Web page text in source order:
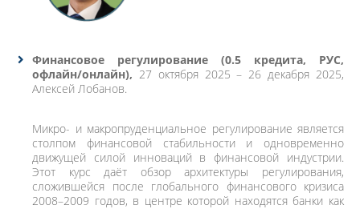
Финансовое регулирование (0.5 кредита, РУС,
офлайн/онлайн), 27 октября 2025 – 26 декабря 2025,
Алексей Лобанов.
Микро- и макропруденциальное регулирование является
столпом финансовой стабильности и одновременно
движущей силой инноваций в финансовой индустрии.
Этот курс даёт обзор архитектуры регулирования,
сложившейся после глобального финансового кризиса
2008–2009 годов, в центре которой находятся банки как